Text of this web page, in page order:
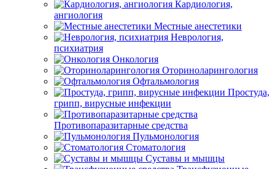
Кардиология,
ангиология
Местные анестетики
Неврология,
психиатрия
Онкология
Оториноларингология
Офтальмология
Простуда,
грипп, вирусные инфекции
Противопаразитарные средства
Пульмонология
Стоматология
Суставы и мышцы